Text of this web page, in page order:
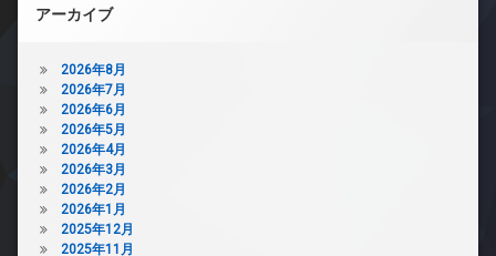
アーカイブ
2026年8月
2026年7月
2026年6月
2026年5月
2026年4月
2026年3月
2026年2月
2026年1月
2025年12月
2025年11月